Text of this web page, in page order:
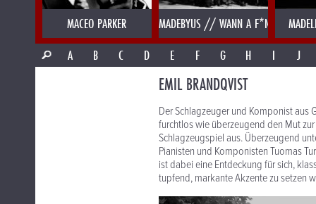
MACEO PARKER MADEBYUS // WANN A F*NK
A
B C D E F G H I J
EMIL BRANDQVIST
Der Schlagzeuger und Komponist
furchtlos wie überzeugend den Mut
Schlagzeugspiel aus. Überzeugend
Pianisten und Komponisten Tuomas
ist dabei eine Entdeckung für sich,
tupfend, markante Akzente zu setzen